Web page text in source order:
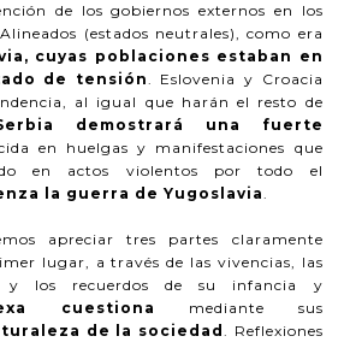
de los gobiernos externos en los
(estados neutrales), como era
cuyas poblaciones estaban en
de tensión
. Eslovenia y Croacia
al igual que harán el resto de
demostrará una fuerte
en huelgas y manifestaciones que
en actos violentos por todo el
la guerra de Yugoslavia
apreciar tres partes claramente
lugar, a través de las vivencias, las
y los recuerdos de su infancia y
cuestiona mediante sus
de la sociedad
. Reflexiones